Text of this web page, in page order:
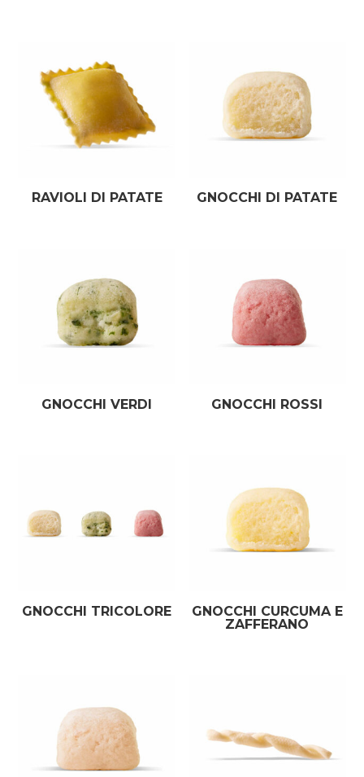
RAVIOLI DI PATATE GNOCCHI DI PATATE
GNOCCHI VERDI GNOCCHI ROSSI
GNOCCHI TRICOLORE
GNOCCHI CURCUMA E
ZAFFERANO